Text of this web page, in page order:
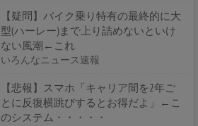
【疑問】バイク乗り特有の最終的に大
型(ハーレー)まで上り詰めないといけ
ない風潮←これ
いろんなニュース速報
【悲報】スマホ「キャリア間を2年ご
とに反復横跳びするとお得だよ」←こ
のシステム・・・・・